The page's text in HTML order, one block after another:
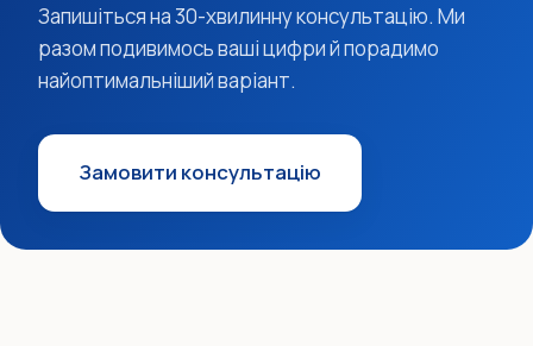
Запишіться на 30-хвилинну консультацію. Ми
разом подивимось ваші цифри й порадимо
найоптимальніший варіант.
Замовити консультацію